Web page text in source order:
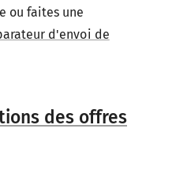
ou faites une
d'envoi de
des offres